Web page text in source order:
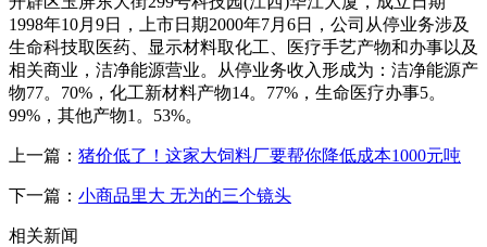
1998年10月9日，上市日期2000年7月6日，公司从停业务涉及
生命科技取医药、显示材料取化工、医疗手艺产物和办事以及
相关商业，洁净能源营业。从停业务收入形成为：洁净能源产
物77。70%，化工新材料产物14。77%，生命医疗办事5。
99%，其他产物1。53%。
上一篇： 猪价低了！这家大饲料厂要帮你降低成本1000元吨
下一篇： 小商品里大 无为的三个镜头
相关新闻